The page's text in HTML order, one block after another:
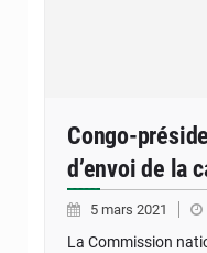
Congo-
d’envoi de la
5 mars 2021
La Commission